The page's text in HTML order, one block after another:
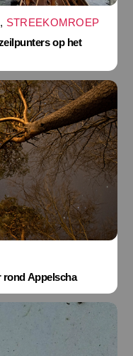
, STREEKOMROEP
op het
rond Appelscha